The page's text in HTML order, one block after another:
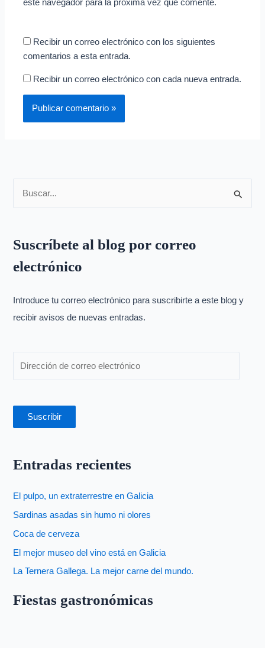
este navegador para la próxima vez que comente.
Recibir un correo electrónico con los siguientes
comentarios a esta entrada.
Recibir un correo electrónico con cada nueva entrada.
c
a
p
o
Suscríbete al blog por correo
electrónico
Introduce tu correo electrónico para suscribirte a este blog y
recibir avisos de nuevas entradas.
Suscribir
Entradas recientes
El pulpo, un extraterrestre en Galicia
Sardinas asadas sin humo ni olores
Coca de cerveza
El mejor museo del vino está en Galicia
La Ternera Gallega. La mejor carne del mundo.
Fiestas gastronómicas